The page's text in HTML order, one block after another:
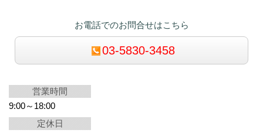
お電話でのお問合せはこちら
03-5830-3458
営業時間
9:00～18:00
定休日